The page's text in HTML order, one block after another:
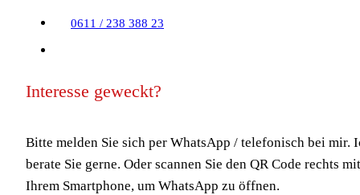
0611 / 238 388 23
Interesse geweckt?
Bitte melden Sie sich per WhatsApp / telefonisch bei mir.
berate Sie gerne. Oder scannen Sie den QR Code rechts mit
Ihrem Smartphone, um WhatsApp zu öffnen.